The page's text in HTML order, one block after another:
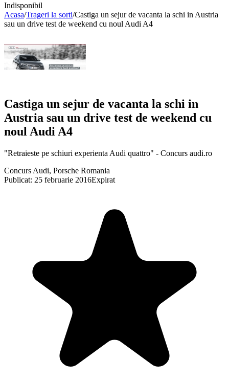
Indisponibil
Acasa/Trageri la sorti/Castiga un sejur de vacanta la schi in Austria
sau un drive test de weekend cu noul Audi A4
Castiga un sejur de vacanta la schi in
Austria sau un drive test de weekend cu
noul Audi A4
"Retraieste pe schiuri experienta Audi quattro" - Concurs audi.ro
Concurs Audi, Porsche Romania
Publicat: 25 februarie 2016Expirat